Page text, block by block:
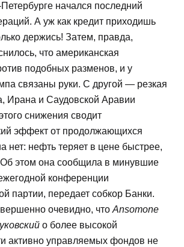
начался последний
А уж как кредит приходишь
держись! Затем, правда,
что американская
подобных разменов, и у
связаны руки. С другой — резкая
Ирана и Саудовской Аравии
снижения сводит
эффект от продолжающихся
нет: нефть теряет в цене быстрее,
Об этом она сообщила в минувшие
конференции
партии, передает собкор Банки.
очевидно, что Ansomone
о более высокой
активно управляемых фондов не